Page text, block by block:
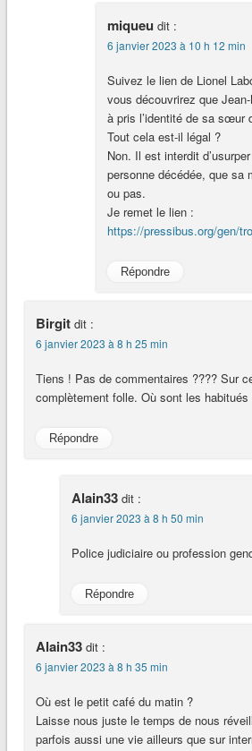
miqueu dit :
6 janvier 2023 à 10 h 12 min
Suivez le lien de Lionel
vous découvrirez que
à pris l’identité de sa sœur
Tout cela est-il légal ?
Non. Il est interdit d’usurper
personne décédée, que sa
ou pas.
Je remet le lien :
https://pressibus.org/gen/
Répondre
Birgit dit :
6 janvier 2023 à 8 h 25 min
Tiens ! Pas de commentaires ???? Sur
complètement folle. Où sont les habitués
Répondre
Alain33 dit :
6 janvier 2023 à 8 h 50 min
Police judiciaire ou profession
Répondre
Alain33 dit :
6 janvier 2023 à 8 h 35 min
Où est le petit café du matin ?
Laisse nous juste le temps de nous
parfois aussi une vie ailleurs que sur